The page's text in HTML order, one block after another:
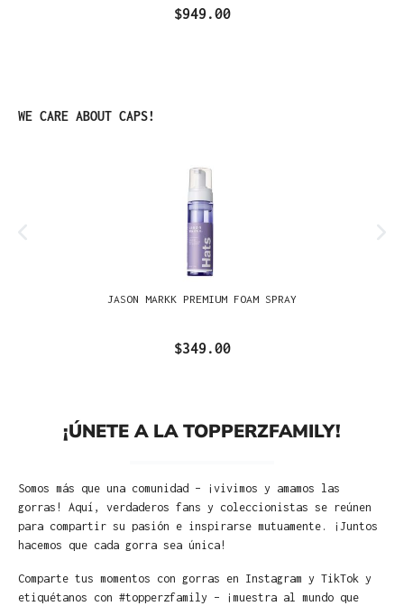
$949.00
Omitir la galería de productos
WE CARE ABOUT CAPS!
JASON MARKK PREMIUM FOAM SPRAY
$349.00
¡ÚNETE A LA TOPPERZFAMILY!
Somos más que una comunidad – ¡vivimos y amamos las
gorras! Aquí, verdaderos fans y coleccionistas se reúnen
para compartir su pasión e inspirarse mutuamente. ¡Juntos
hacemos que cada gorra sea única!
Comparte tus momentos con gorras en Instagram y TikTok y
etiquétanos con #topperzfamily – ¡muestra al mundo que